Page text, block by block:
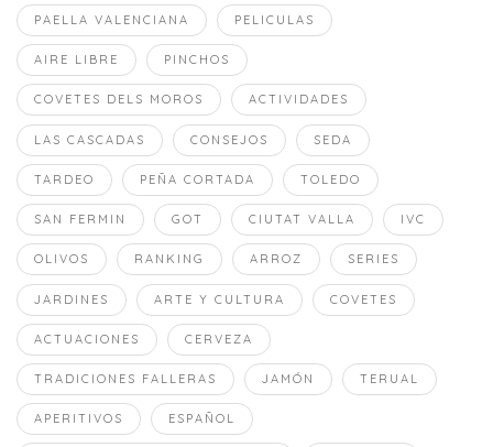
PAELLA VALENCIANA PELICULAS
AIRE LIBRE PINCHOS
COVETES DELS MOROS ACTIVIDADES
LAS CASCADAS CONSEJOS SEDA
TARDEO PEÑA CORTADA TOLEDO
SAN FERMIN GOT CIUTAT VALLA IVC
OLIVOS RANKING ARROZ SERIES
JARDINES ARTE Y CULTURA COVETES
ACTUACIONES CERVEZA
TRADICIONES FALLERAS JAMÓN TERUAL
APERITIVOS ESPAÑOL